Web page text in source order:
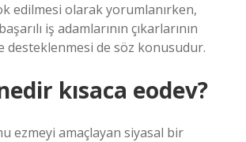
edilmesi olarak yorumlanırken,
iş adamlarının çıkarlarının
desteklenmesi de söz konusudur.
kısaca eodev?
ezmeyi amaçlayan siyasal bir